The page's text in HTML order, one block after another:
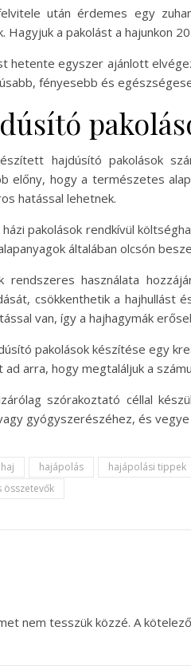
után érdemes egy
Hagyjuk a pakolást a hajunkon
hetente egyszer ajánlott
fényesebb és
hajdúsító pakolások
előny, hogy a természetes
hatással lehetnek.
házi pakolások rendkívül
általában olcsón
rendszeres használata
csökkenthetik a hajhullást
van, így a hajhagymák
pakolások készítése egy
arra, hogy megtaláljuk a
szórakoztató céllal
gyógyszerészéhez, és
hajápolás hajápolási tippek
összetevők
nem tesszük közzé. A